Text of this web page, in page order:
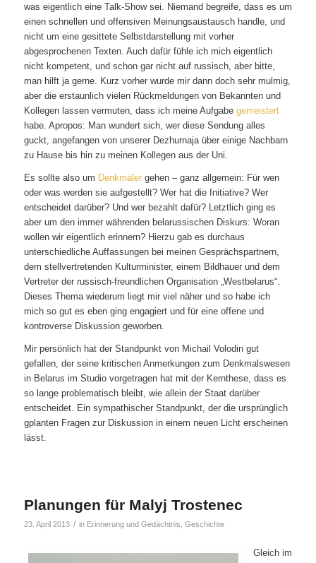
was eigentlich eine Talk-Show sei. Niemand begreife, dass es um
einen schnellen und offensiven Meinungsaustausch handle, und
nicht um eine gesittete Selbstdarstellung mit vorher
abgesprochenen Texten. Auch dafür fühle ich mich eigentlich
nicht kompetent, und schon gar nicht auf russisch, aber bitte,
man hilft ja gerne. Kurz vorher wurde mir dann doch sehr mulmig,
aber die erstaunlich vielen Rückmeldungen von Bekannten und
Kollegen lassen vermuten, dass ich meine Aufgabe gemeistert
habe. Apropos: Man wundert sich, wer diese Sendung alles
guckt, angefangen von unserer Dezhurnaja über einige Nachbarn
zu Hause bis hin zu meinen Kollegen aus der Uni.
Es sollte also um Denkmäler gehen – ganz allgemein: Für wen
oder was werden sie aufgestellt? Wer hat die Initiative? Wer
entscheidet darüber? Und wer bezahlt dafür? Letztlich ging es
aber um den immer währenden belarussischen Diskurs: Woran
wollen wir eigentlich erinnern? Hierzu gab es durchaus
unterschiedliche Auffassungen bei meinen Gesprächspartnern,
dem stellvertretenden Kulturminister, einem Bildhauer und dem
Vertreter der russisch-freundlichen Organisation „Westbelarus“.
Dieses Thema wiederum liegt mir viel näher und so habe ich
mich so gut es eben ging engagiert und für eine offene und
kontroverse Diskussion geworben.
Mir persönlich hat der Standpunkt von Michail Volodin gut
gefallen, der seine kritischen Anmerkungen zum Denkmalswesen
in Belarus im Studio vorgetragen hat mit der Kernthese, dass es
so lange problematisch bleibt, wie allein der Staat darüber
entscheidet. Ein sympathischer Standpunkt, der die ursprünglich
gplanten Fragen zur Diskussion in einem neuen Licht erscheinen
lässt.
Planungen für Malyj Trostenec
23. April 2013 / in Erinnerung und Gedächtnis Geschichte
Gleich im